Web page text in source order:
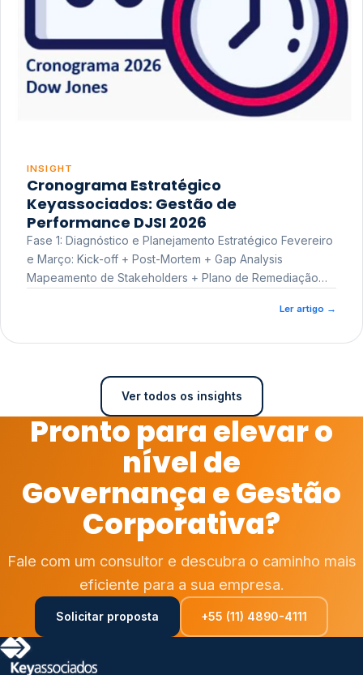
INSIGHT
Cronograma Estratégico
Keyassociados: Gestão de
Performance DJSI 2026
Fase 1: Diagnóstico e Planejamento Estratégico Fevereiro
e Março: Kick-off + Post-Mortem + Gap Analysis
Mapeamento de Stakeholders + Plano de Remediação
Ler artigo →
Ver todos os insights
Pronto para elevar o
nível de
Governança e Gestão
Corporativa?
Fale com um consultor e descubra o caminho mais
eficiente para a sua empresa.
Solicitar proposta +55 (11) 4890-4111